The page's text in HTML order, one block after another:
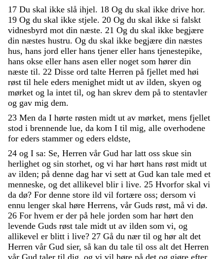
17 Du skal ikke slå ihjel. 18 Og du skal ikke drive hor.
19 Og du skal ikke stjele. 20 Og du skal ikke si falskt
vidnesbyrd mot din næste. 21 Og du skal ikke begjære
din næstes hustru. Og du skal ikke begjære din næstes
hus, hans jord eller hans tjener eller hans tjenestepike,
hans okse eller hans asen eller noget som hører din
næste til. 22 Disse ord talte Herren på fjellet med høi
røst til hele eders menighet midt ut av ilden, skyen og
mørket og la intet til, og han skrev dem på to stentavler
og gav mig dem.
23 Men da I hørte røsten midt ut av mørket, mens fjellet
stod i brennende lue, da kom I til mig, alle overhodene
for eders stammer og eders eldste,
24 og I sa: Se, Herren vår Gud har latt oss skue sin
herlighet og sin storhet, og vi har hørt hans røst midt ut
av ilden; på denne dag har vi sett at Gud kan tale med et
menneske, og det allikevel blir i live. 25 Hvorfor skal vi
da dø? For denne store ild vil fortære oss; dersom vi
ennu lenger skal høre Herrens, vår Guds røst, må vi dø.
26 For hvem er der på hele jorden som har hørt den
levende Guds røst tale midt ut av ilden som vi, og
allikevel er blitt i live? 27 Gå du nær til og hør alt det
Herren vår Gud sier, så kan du tale til oss alt det Herren
vår Gud taler til dig, og vi vil høre på det og gjøre efter